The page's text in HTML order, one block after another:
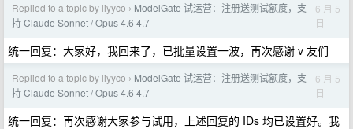
Replied to a topic by liyyco › ModelGate 试运营：注册送测试额度，支
持 Claude Sonnet / Opus 4.6 4.7
6 月 5
日
统一回复：大家好，我回来了，已批量设置一波，再次感谢 v 友们
Replied to a topic by liyyco › ModelGate 试运营：注册送测试额度，支
持 Claude Sonnet / Opus 4.6 4.7
6 月 5
日
统一回复：再次感谢大家参与试用，上述回复的 IDs 均已设置好。我